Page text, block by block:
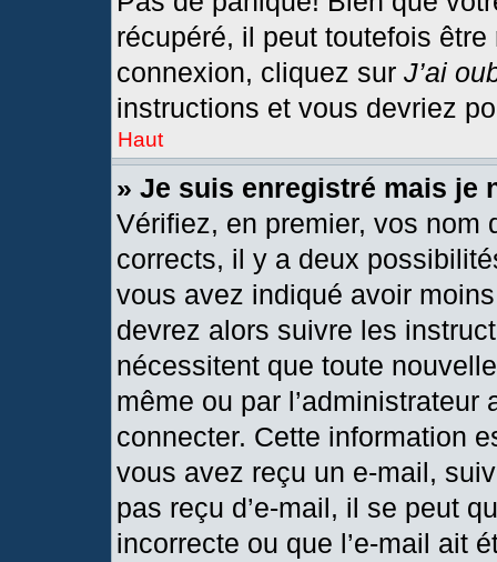
récupéré, il peut toutefois
connexion, cliquez sur J’ai
instructions et vous devriez
Haut
» Je suis enregistré mais je
Vérifiez, en premier, vos nom
corrects, il y a deux
vous avez indiqué avoir
devrez alors suivre les
nécessitent que toute
même ou par
connecter. Cette information
vous avez reçu un e-mail,
pas reçu d’e-mail, il se peut
incorrecte ou que l’e-mail ait